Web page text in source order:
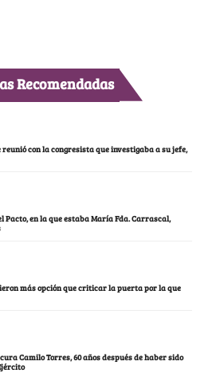
Recomendadas
reunió con la congresista que investigaba a su jefe,
en la que estaba María Fda. Carrascal,
más opción que criticar la puerta por la que
Camilo Torres, 60 años después de haber sido